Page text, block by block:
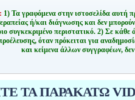
1) Τα γραφόμενα στην ιστοσελίδα αυτή
ή/και διάγνωσης και δεν
συγκεκριμένο περιστατικό. 2) Σε κάθε
όταν πρόκειται για
και κείμενα άλλων συγγραφέων,
ΤΑ ΠΑΡΑΚΑΤΩ